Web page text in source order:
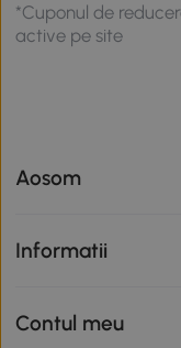
*Cuponul de
active pe site
Aosom
Informatii
Contul meu